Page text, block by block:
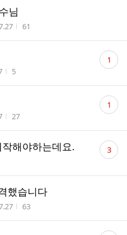
님
간 조회수
61
조회수
5
댓
글 1
조회수
27
댓
글 1
해야하는데요.
댓
글 3
했습니다
간 조회수
63
댓